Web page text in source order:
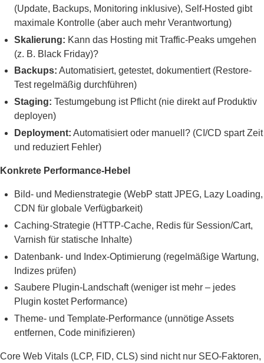
(Update, Backups, Monitoring inklusive), Self-Hosted gibt
maximale Kontrolle (aber auch mehr Verantwortung)
Skalierung: Kann das Hosting mit Traffic-Peaks umgehen
(z. B. Black Friday)?
Backups: Automatisiert, getestet, dokumentiert (Restore-
Test regelmäßig durchführen)
Staging: Testumgebung ist Pflicht (nie direkt auf Produktiv
deployen)
Deployment: Automatisiert oder manuell? (CI/CD spart Zeit
und reduziert Fehler)
Konkrete Performance-Hebel
Bild- und Medienstrategie (WebP statt JPEG, Lazy Loading,
CDN für globale Verfügbarkeit)
Caching-Strategie (HTTP-Cache, Redis für Session/Cart,
Varnish für statische Inhalte)
Datenbank- und Index-Optimierung (regelmäßige Wartung,
Indizes prüfen)
Saubere Plugin-Landschaft (weniger ist mehr – jedes
Plugin kostet Performance)
Theme- und Template-Performance (unnötige Assets
entfernen, Code minifizieren)
Core Web Vitals (LCP, FID, CLS) sind nicht nur SEO-Faktoren,